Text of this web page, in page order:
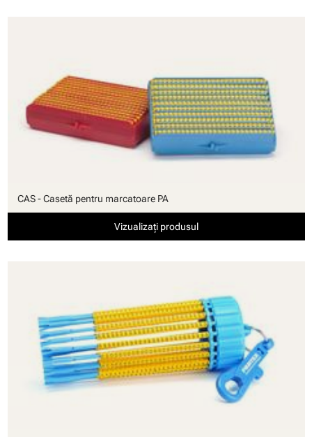
CAS - Casetă pentru marcatoare PA
Vizualizați produsul